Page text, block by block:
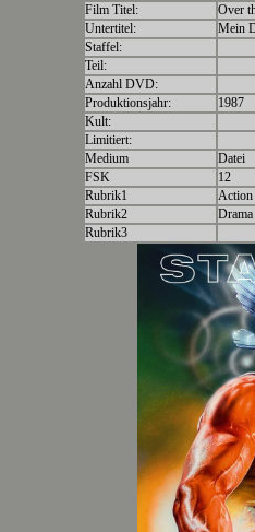
Film Titel:
Over
Untertitel:
Mein
Staffel:
Teil:
Anzahl DVD:
Produktionsjahr:
1987
Kult:
Limitiert:
Medium
Datei
FSK
12
Rubrik1
Action
Rubrik2
Drama
Rubrik3